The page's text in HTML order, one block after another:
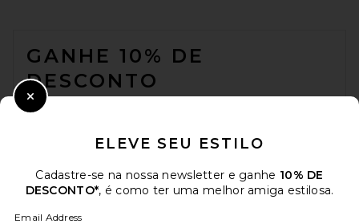
GANHE 10% DE
DESCONTO
Quando você se inscreve em nossa newsletter enviando seu e-mail.
Sign Up
ELEVE SEU ESTILO
Cadastre-se na nossa newsletter e ganhe 10% DE
DESCONTO*, é como ter uma melhor amiga estilosa.
Email Address
Close Modal